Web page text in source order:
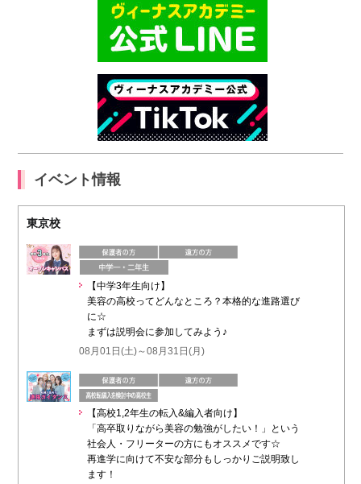
イベント情報
東京校
【中学3年生向け】
美容の高校ってどんなところ？本格的な進路選び
に☆
まずは説明会に参加してみよう♪
08月01日(土)～08月31日(月)
【高校1,2年生の転入&編入者向け】
「高卒取りながら美容の勉強がしたい！」という
社会人・フリーターの方にもオススメです☆
再進学に向けて不安な部分もしっかりご説明致し
ます！